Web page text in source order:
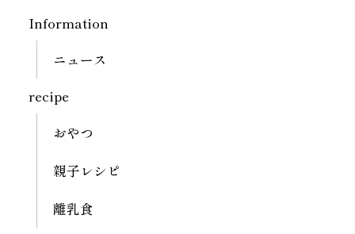
Information
ニュース
recipe
おやつ
親子レシピ
離乳食